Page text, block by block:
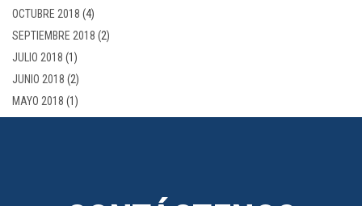
OCTUBRE 2018 (4)
SEPTIEMBRE 2018 (2)
JULIO 2018 (1)
JUNIO 2018 (2)
MAYO 2018 (1)